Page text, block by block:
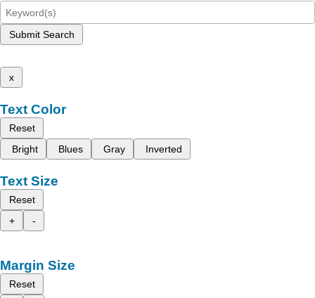
Submit Search
x
Text Color
Reset
Bright
Blues Gray Inverted
Text Size
Reset
+
-
Margin Size
Reset